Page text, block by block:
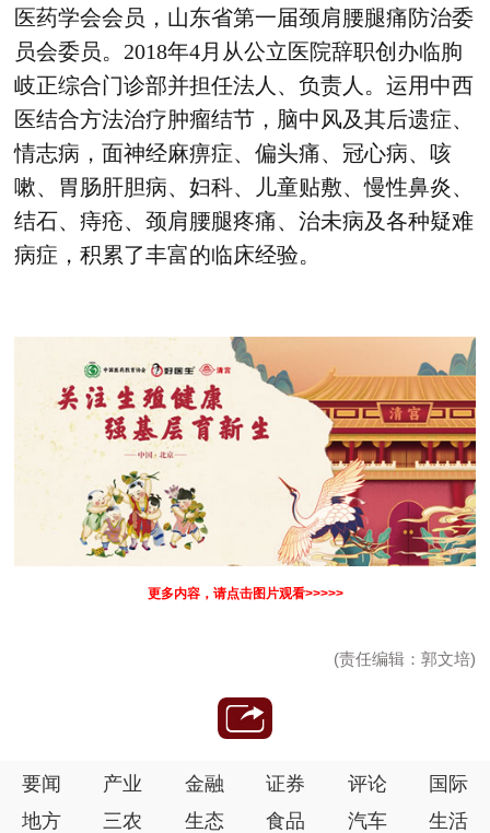
医药学会会员，山东省第一届颈肩腰腿痛防治委
员会委员。2018年4月从公立医院辞职创办临朐
岐正综合门诊部并担任法人、负责人。运用中西
医结合方法治疗肿瘤结节，脑中风及其后遗症、
情志病，面神经麻痹症、偏头痛、冠心病、咳
嗽、胃肠肝胆病、妇科、儿童贴敷、慢性鼻炎、
结石、痔疮、颈肩腰腿疼痛、治未病及各种疑难
病症，积累了丰富的临床经验。
更多内容，请点击图片观看>>>>>
(责任编辑：郭文培)
要闻 产业 金融 证券 评论
国际
地方
三农 生态 食品 汽车 生活